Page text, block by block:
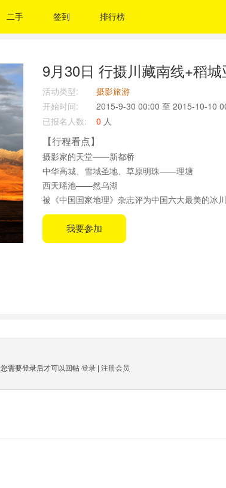
二手 签到 排行榜
9月30日 行摄川藏南线+稻
活动类型:
摄影旅游
开始时间:
2015-9-30 00:00 至 2015-10-10
已报名人数:
0 人
【行程看点】
摄影家的天堂——新都桥
中华高城、雪域圣地、草原明珠——理塘
西天瑶池——然乌湖
被《中国国家地理》杂志评为中国六大最美的
西藏的小瑞士——波密
直刺天空的长矛，最美的羞女峰——南迦巴瓦峰
西藏的江南——林芝
我要参加
您需要登录后才可以回帖登录 |注册会员